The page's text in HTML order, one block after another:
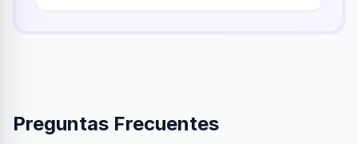
Preguntas Frecuentes